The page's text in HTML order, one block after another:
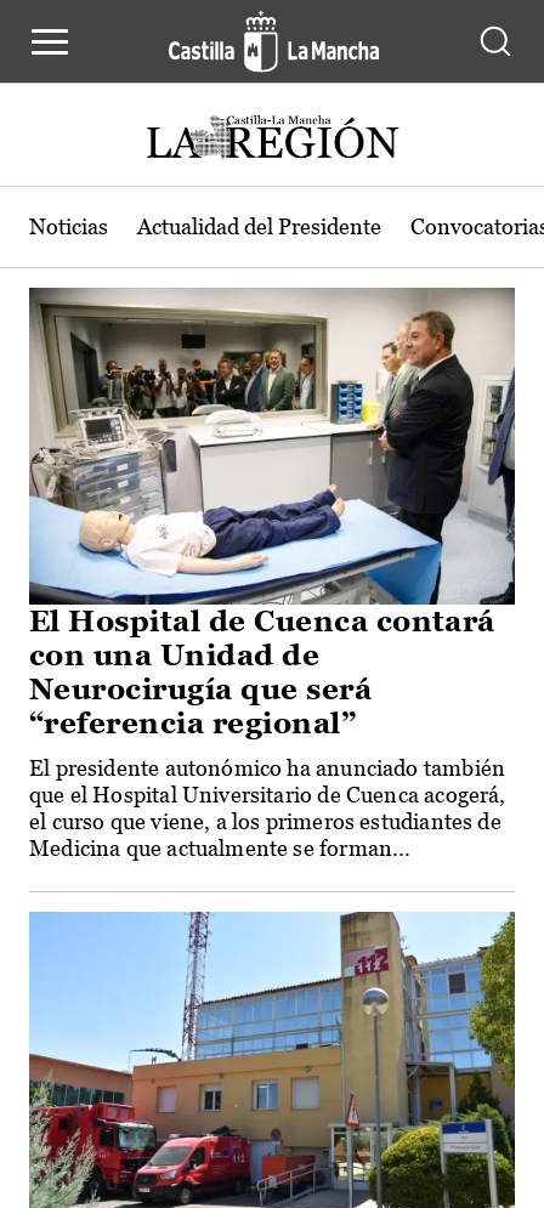
Actualidad de la región de Castilla-
Noticias Actualidad del Presidente
El Hospital de Cuenca contará
con una Unidad de
Neurocirugía que será
“referencia regional”
El presidente autonómico ha anunciado también
que el Hospital Universitario de Cuenca acogerá,
el curso que viene, a los primeros estudiantes de
Medicina que actualmente se forman...